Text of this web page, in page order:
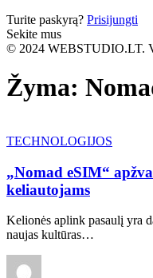
Turite paskyrą? Prisijungti
Sekite mus
© 2024 WEBSTUDIO.LT.
Žyma:
TECHNOLOGIJOS
„Nomad eSIM“
keliautojams
Kelionės aplink pasaulį yra
naujas kultūras…